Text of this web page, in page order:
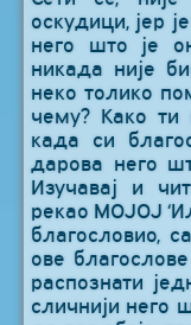
оскудици, јер
него што је
никада није
неко толико
чему? Како
када си
дарова него
Изучавај и
рекао МОЈОЈ
благословио,
ове
распознати
сличнији него